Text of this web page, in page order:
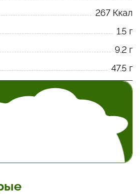
267 Ккал
1.5 г
9.2 г
47.5 г